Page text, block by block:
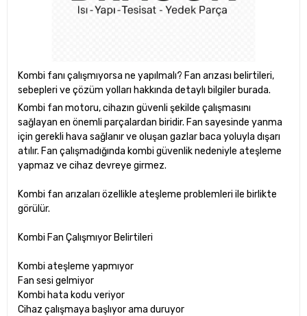
Kombi fanı çalışmıyorsa ne yapılmalı? Fan arızası belirtileri,
sebepleri ve çözüm yolları hakkında detaylı bilgiler burada.
Kombi fan motoru, cihazın güvenli şekilde çalışmasını
sağlayan en önemli parçalardan biridir. Fan sayesinde yanma
için gerekli hava sağlanır ve oluşan gazlar baca yoluyla dışarı
atılır. Fan çalışmadığında kombi güvenlik nedeniyle ateşleme
yapmaz ve cihaz devreye girmez.
Kombi fan arızaları özellikle ateşleme problemleri ile birlikte
görülür.
Kombi Fan Çalışmıyor Belirtileri
Kombi ateşleme yapmıyor
Fan sesi gelmiyor
Kombi hata kodu veriyor
Cihaz çalışmaya başlıyor ama duruyor